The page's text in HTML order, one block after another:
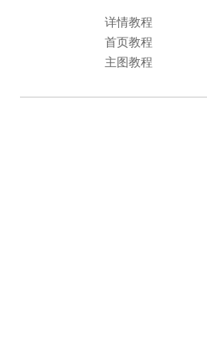
详情教程
首页教程
主图教程